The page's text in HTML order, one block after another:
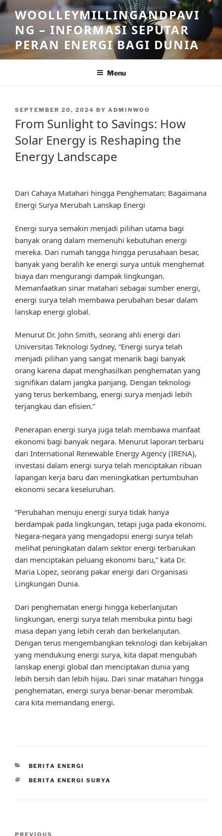
Skip
to
content
WOOLLEYMILLINGANDPAVI
NG – INFORMASI SEPUTAR
PERAN ENERGI BAGI DUNIA
Menu
POSTED
SEPTEMBER 20, 2024 BY ADMINWOO
From Sunlight to Savings: How
Solar Energy is Reshaping the
Energy Landscape
Dari Cahaya Matahari hingga Penghematan: Bagaimana
Energi Surya Merubah Lanskap Energi
Energi surya semakin menjadi pilihan utama bagi
banyak orang dalam memenuhi kebutuhan energi
mereka. Dari rumah tangga hingga perusahaan besar,
banyak yang beralih ke energi surya untuk menghemat
biaya dan mengurangi dampak lingkungan.
Memanfaatkan sinar matahari sebagai sumber energi,
energi surya telah membawa perubahan besar dalam
lanskap energi global.
Menurut Dr. John Smith, seorang ahli energi dari
Universitas Teknologi Sydney, “Energi surya telah
menjadi pilihan yang sangat menarik bagi banyak
orang karena dapat menghasilkan penghematan yang
signifikan dalam jangka panjang. Dengan teknologi
yang terus berkembang, energi surya menjadi lebih
terjangkau dan efisien.”
Penerapan energi surya juga telah membawa manfaat
ekonomi bagi banyak negara. Menurut laporan terbaru
dari International Renewable Energy Agency (IRENA),
investasi dalam energi surya telah menciptakan ribuan
lapangan kerja baru dan meningkatkan pertumbuhan
ekonomi secara keseluruhan.
“Perubahan menuju energi surya tidak hanya
berdampak pada lingkungan, tetapi juga pada ekonomi.
Negara-negara yang mengadopsi energi surya telah
melihat peningkatan dalam sektor energi terbarukan
dan menciptakan peluang ekonomi baru,” kata Dr.
Maria Lopez, seorang pakar energi dari Organisasi
Lingkungan Dunia.
Dari penghematan energi hingga keberlanjutan
lingkungan, energi surya telah membuka pintu bagi
masa depan yang lebih cerah dan berkelanjutan.
Dengan terus mengembangkan teknologi dan kebijakan
yang mendukung energi surya, kita dapat mengubah
lanskap energi global dan menciptakan dunia yang
lebih bersih dan lebih hijau. Dari sinar matahari hingga
penghematan, energi surya benar-benar merombak
cara kita memandang energi.
CATEGORIES
BERITA ENERGI
TAGS
BERITA ENERGI SURYA